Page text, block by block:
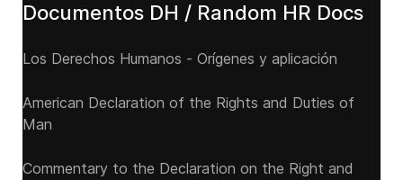
Documentos DH / Random HR Docs
Los Derechos Humanos - Orígenes y aplicación
American Declaration of the Rights and Duties of
Man
Commentary to the Declaration on the Right and